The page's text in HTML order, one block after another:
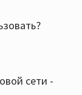
сети -